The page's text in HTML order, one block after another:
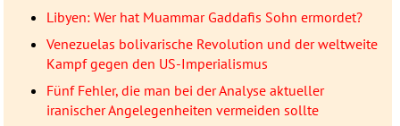
Libyen: Wer hat Muammar Gaddafis Sohn ermordet?
Venezuelas bolivarische Revolution und der weltweite
Kampf gegen den US-Imperialismus
Fünf Fehler, die man bei der Analyse aktueller
iranischer Angelegenheiten vermeiden sollte